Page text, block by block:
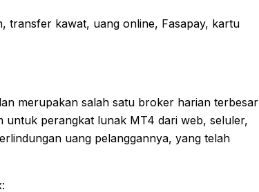
transfer kawat, uang online, Fasapay, kartu
merupakan salah satu broker harian terbesar
perangkat lunak MT4 dari web, seluler,
uang pelanggannya, yang telah